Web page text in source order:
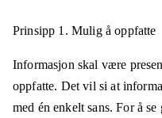
Prinsipp 1. Mulig å oppfatte
Informasjon skal være
oppfatte. Det vil si at
med én enkelt sans. For å